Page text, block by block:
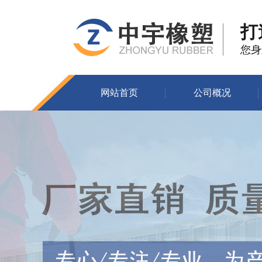
打
您
网站首页 公司概况